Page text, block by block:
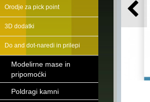
Orodje za pick point
3D dodatki
Do and dot-naredi in prilepi
Modelirne mase in
pripomoćki
Poldragi kamni